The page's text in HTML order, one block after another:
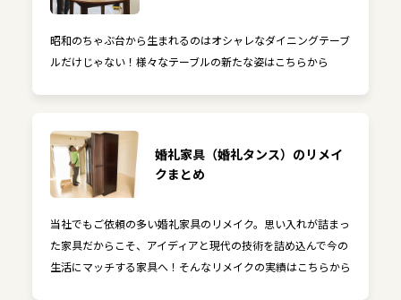
昭和のちゃぶ台から生まれるのはオシャレなダイニングテーブ
ルだけじゃない！様々なテーブルの新たな姿はこちらから
婚礼家具（婚礼タンス）のリメイ
クまとめ
当社でもご依頼の多い婚礼家具のリメイク。思い入れが詰まっ
た家具だからこそ、アイディアと現代の技術を詰め込んで今の
生活にマッチする家具へ！そんなリメイクの実績はこちらから